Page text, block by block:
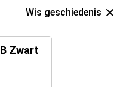
Wis geschiedenis
Zwart